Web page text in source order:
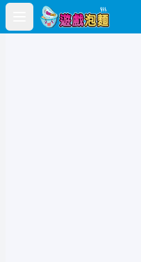
Open main menu